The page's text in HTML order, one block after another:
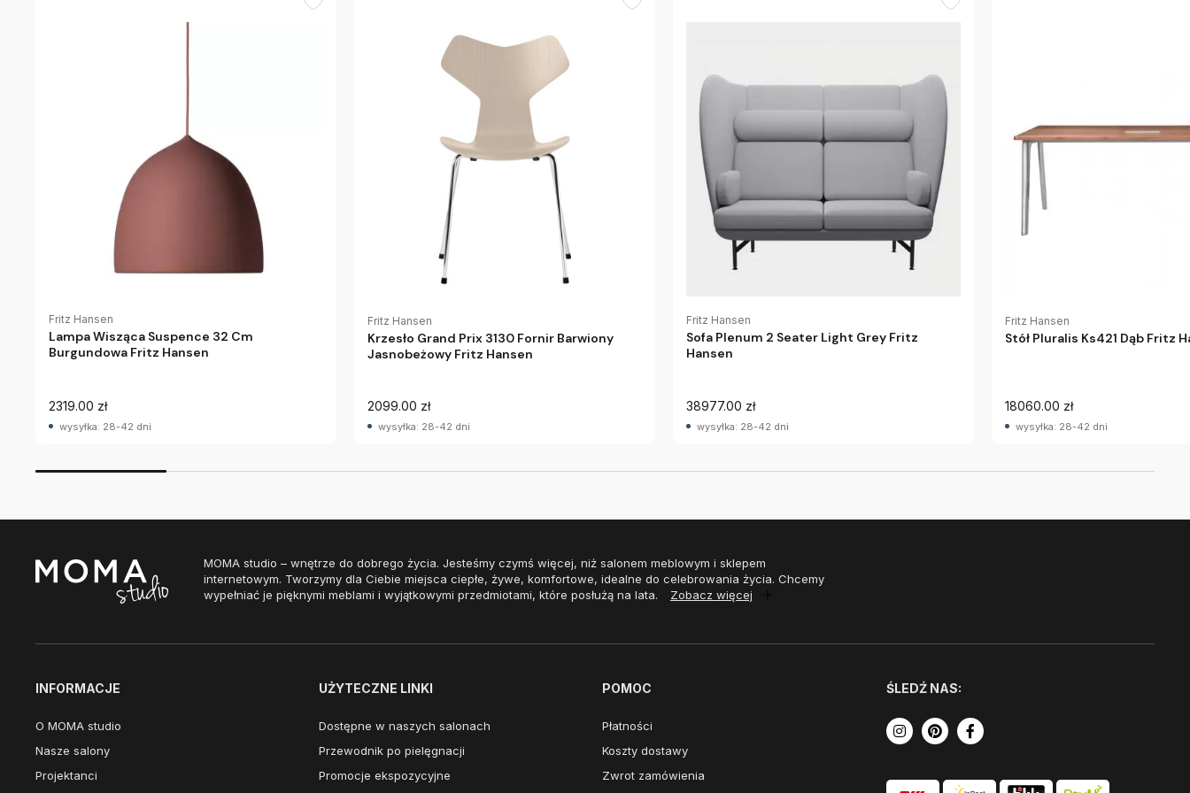
Fritz Hansen
Lampa Wisząca Suspence 32 Cm
Burgundowa Fritz Hansen
2319.00 zł
wysyłka: 28-42 dni
Fritz Hansen
Krzesło Grand Prix 3130 Fornir Barwiony
Jasnobeżowy Fritz Hansen
2099.00 zł
wysyłka: 28-42 dni
Fritz Hansen
Sofa Plenum 2 Seater Light Grey Fritz
Hansen
38977.00 zł
wysyłka: 28-42 dni
Fritz Hansen
Stół Pluralis Ks421 Dąb Fritz
18060.00 zł
wysyłka: 28-42 dni
MOMA studio – wnętrze do dobrego życia. Jesteśmy czymś więcej, niż salonem meblowym i sklepem
internetowym. Tworzymy dla Ciebie miejsca ciepłe, żywe, komfortowe, idealne do celebrowania życia. Chcemy
wypełniać je pięknymi meblami i wyjątkowymi przedmiotami, które posłużą na lata.
Zobacz więcej
INFORMACJE
O MOMA studio
Nasze salony
Projektanci
UŻYTECZNE LINKI
Dostępne w naszych salonach
Przewodnik po pielęgnacji
Promocje ekspozycyjne
POMOC
Płatności
Koszty dostawy
Zwrot zamówienia
ŚLEDŹ NAS: